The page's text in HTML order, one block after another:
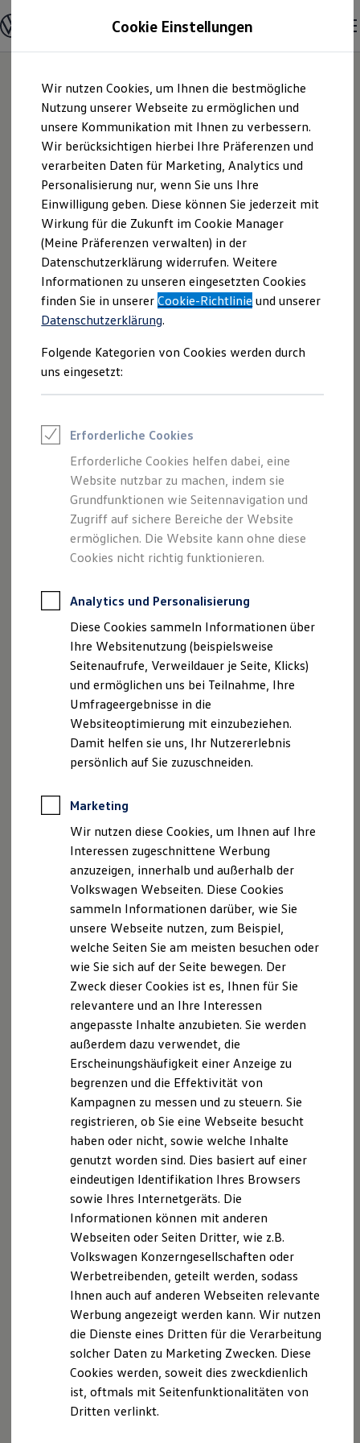
Hauptinhalt
springen
Footer
springen
Modelle und Konfigurator
Konfigurator
Modelle vergleichen
Elektroautos
ENERGY Sondermodelle
Nutzfahrzeuge
SUV und CUV
Familienautos
Kombis
Kompaktwagen
Sportwagen
Schnell verfügbare Fahrzeuge
Angebote und Produkte
Aktuelle Angebote
E-Auto-Förderung
Volkswagen Marktplatz
Die ENERGY Sondermodelle
Junge Gebrauchtwagen und Gebrauchtwagen
Volkswagen Zertifizierte Gebrauchtwagen
Elektromobilität bei Gebrauchtwagen
Saisonangebote
Reifenpakete
Leasing
Leasing-Angebote
Elektroauto Leasing
Kleinwagen-Leasing
Leasing ohne Anzahlung
Finanzierung
Autokredit mit Schlussrate
Versicherungen und Garantien
Kfz-Versicherung
Restschuldversicherungen
Garantien
Professional Class bei Volkswagen
Behörden
Direktkunden
Sonderfahrzeuge
Anpfiff zum Gewinn
Elektromobilität
Elektroautos
ID. Tutorials
Elektrofahrzeugkonzepte
ID. EVERY1
Reichweite
Rekuperation
Laden unterwegs
Laden Zuhause
Ladestationen finden
Ladezeitensimulator
Batterie
Sicherheit
Nachhaltigkeit
Technologie
Kosten und Kauf
Kaufoptionen
E-Auto-Förderung
Software und Konnektivität
Die ID. Software 6
ID. Software Versionen und Updates
Digitale Extras
Schnittstellen zu Ihrem ID.
Hybridautos
Marke und Erlebnis
Volkswagen R und R Experience
R-Modelle
R Experience
Driving Experience
Volkswagen entdecken
Werkbesichtigung
Lifestyle Shop
T-Roc Kollektion
Golf Kollektion
ID. Kollektion
Volkswagen Kollektion
R-Kollektion
GTI Kollektion
Fußball Drop
we drive football
#wedriveproud
Besitzer und Service
Software Updates
Service und Ersatzteile
Automobile Werner
Handel und Service
GmbH | Impressum
& Rechtliches
Hier finden Sie Informationen über uns
(Automobile Werner Handel und Service
GmbH) als verantwortlichen Anbieter
von Inhalten und Angeboten, die auf
Impressum
Datenschutzerklärung
Nutzung von Terminbuchung Online
Impressum
Automobile Werner Handel und Service GmbH
Chemnitzer Str. 32 a-b
09648 Mittweida
Vertreten durch:
Heiko Werner & Florian Werner
Telefon: 03727-62100
Telefax: 03727-621012
mittweida@automobile-werner.de
Registereintrag:
Eintragung im Handelsregister.
Registergericht:Chemnitz
Registernummer: 3933
Umsatzsteuer:
Umsatzsteuer-Identifikationsnummer gemäß §27 a
Umsatzsteuergesetz:DE141206906
Verantwortlich für den Inhalt nach § 18 Abs. 2 MStV:
Automobile Werner Handel und Service GmbH
Heiko Werner
Chemnitzer str. 32 a-b
09648 Mittweida
Streitschlichtung
Wir sind nicht bereit oder verpflichtet, an
Streitbeilegungsverfahren vor einer
Verbraucherschlichtungsstelle teilzunehmen.
Datenschutzerklärung
A. Verantwortlicher
Cookie Einstellungen
Wir nutzen Cookies, um Ihnen die bestmögliche
Nutzung unserer Webseite zu ermöglichen und
unsere Kommunikation mit Ihnen zu verbessern.
Wir berücksichtigen hierbei Ihre Präferenzen und
verarbeiten Daten für Marketing, Analytics und
Personalisierung nur, wenn Sie uns Ihre
Einwilligung geben. Diese können Sie jederzeit mit
Wirkung für die Zukunft im Cookie Manager
(Meine Präferenzen verwalten) in der
Datenschutzerklärung widerrufen. Weitere
Informationen zu unseren eingesetzten Cookies
finden Sie in unsererCookie-Richtlinie und unserer
Datenschutzerklärung.
Folgende Kategorien von Cookies werden durch
uns eingesetzt:
Erforderliche Cookies
Erforderliche Cookies helfen dabei, eine
Website nutzbar zu machen, indem sie
Grundfunktionen wie Seitennavigation und
Zugriff auf sichere Bereiche der Website
ermöglichen. Die Website kann ohne diese
Cookies nicht richtig funktionieren.
Analytics und Personalisierung
Diese Cookies sammeln Informationen über
Ihre Websitenutzung (beispielsweise
Seitenaufrufe, Verweildauer je Seite, Klicks)
und ermöglichen uns bei Teilnahme, Ihre
Umfrageergebnisse in die
Websiteoptimierung mit einzubeziehen.
Damit helfen sie uns, Ihr Nutzererlebnis
persönlich auf Sie zuzuschneiden.
Marketing
Wir nutzen diese Cookies, um Ihnen auf Ihre
Interessen zugeschnittene Werbung
anzuzeigen, innerhalb und außerhalb der
Volkswagen Webseiten. Diese Cookies
sammeln Informationen darüber, wie Sie
unsere Webseite nutzen, zum Beispiel,
welche Seiten Sie am meisten besuchen oder
wie Sie sich auf der Seite bewegen. Der
Zweck dieser Cookies ist es, Ihnen für Sie
relevantere und an Ihre Interessen
angepasste Inhalte anzubieten. Sie werden
außerdem dazu verwendet, die
Erscheinungshäufigkeit einer Anzeige zu
begrenzen und die Effektivität von
Kampagnen zu messen und zu steuern. Sie
registrieren, ob Sie eine Webseite besucht
haben oder nicht, sowie welche Inhalte
genutzt worden sind. Dies basiert auf einer
eindeutigen Identifikation Ihres Browsers
sowie Ihres Internetgeräts. Die
Informationen können mit anderen
Webseiten oder Seiten Dritter, wie z.B.
Volkswagen Konzerngesellschaften oder
Werbetreibenden, geteilt werden, sodass
Ihnen auch auf anderen Webseiten relevante
Werbung angezeigt werden kann. Wir nutzen
die Dienste eines Dritten für die Verarbeitung
solcher Daten zu Marketing Zwecken. Diese
Cookies werden, soweit dies zweckdienlich
ist, oftmals mit Seitenfunktionalitäten von
Dritten verlinkt.